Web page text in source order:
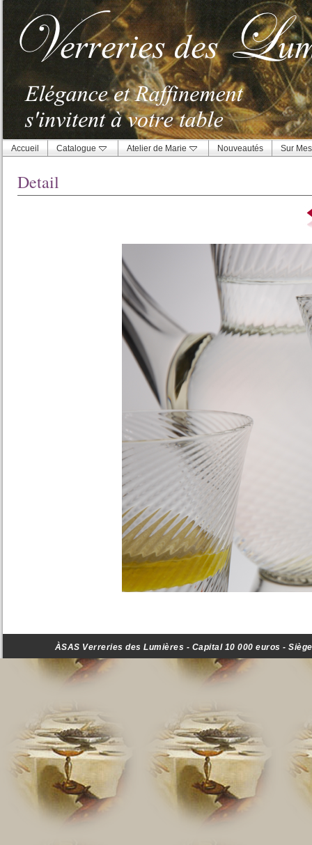
Accueil Catalogue Atelier de Marie Nouveautés Sur
Detail
ÀSAS Verreries des Lumières - Capital 10 000 euros -